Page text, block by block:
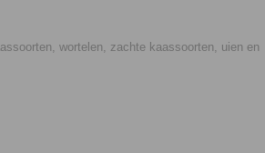
wortelen, zachte kaassoorten, uien en